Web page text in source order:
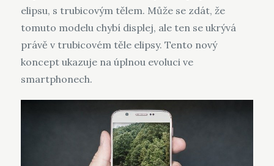
elipsu, s trubicovým tělem. Může se zdát, že
tomuto modelu chybí displej, ale ten se ukrývá
právě v trubicovém těle elipsy. Tento nový
koncept ukazuje na úplnou evoluci ve
smartphonech.